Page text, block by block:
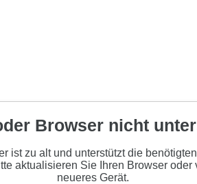
Browser nicht
ist zu alt und unterstützt die
aktualisieren Sie Ihren Browser oder
neueres Gerät.